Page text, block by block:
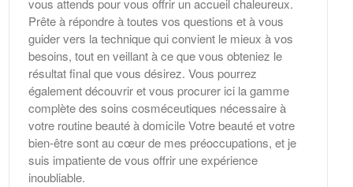
vous attends pour vous offrir un accueil chaleureux.
Prête à répondre à toutes vos questions et à vous
guider vers la technique qui convient le mieux à vos
besoins, tout en veillant à ce que vous obteniez le
résultat final que vous désirez. Vous pourrez
également découvrir et vous procurer ici la gamme
complète des soins cosméceutiques nécessaire à
votre routine beauté à domicile Votre beauté et votre
bien-être sont au cœur de mes préoccupations, et je
suis impatiente de vous offrir une expérience
inoubliable.